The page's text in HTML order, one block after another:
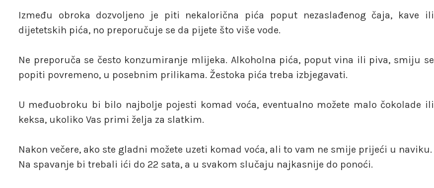
Između obroka dozvoljeno je piti nekalorična pića poput nezaslađenog čaja, kave ili
dijetetskih pića, no preporučuje se da pijete što više vode.
Ne preporuča se često konzumiranje mlijeka. Alkoholna pića, poput vina ili piva, smiju se
popiti povremeno, u posebnim prilikama. Žestoka pića treba izbjegavati.
U međuobroku bi bilo najbolje pojesti komad voća, eventualno možete malo čokolade ili
keksa, ukoliko Vas primi želja za slatkim.
Nakon večere, ako ste gladni možete uzeti komad voća, ali to vam ne smije prijeći u naviku.
Na spavanje bi trebali ići do 22 sata, a u svakom slučaju najkasnije do ponoći.